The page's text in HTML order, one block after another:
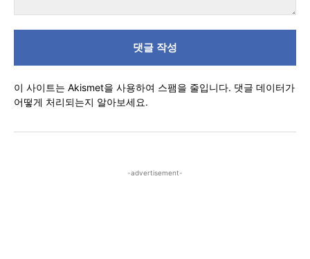
이 사이트는 Akismet을 사용하여 스팸을 줄입니다. 댓글 데이터가
어떻게 처리되는지 알아보세요.
-advertisement-